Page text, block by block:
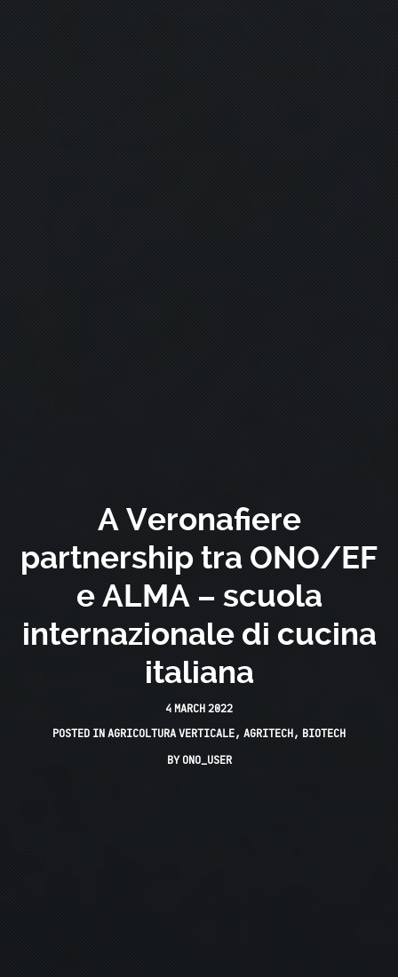
A Veronafiere
partnership tra ONO/EF
e ALMA – scuola
internazionale di cucina
italiana
4 MARCH 2022
POSTED INAGRICOLTURA VERTICALE,AGRITECH,BIOTECH
BYONO_USER